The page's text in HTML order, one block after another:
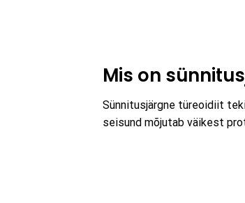
Mis on
Sünnitusjärgne türeoidiit
seisund mõjutab väikest